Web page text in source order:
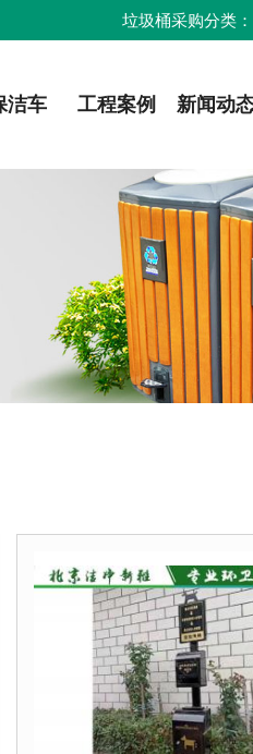
垃圾桶采购分类：
洁车 工程案例 新闻动